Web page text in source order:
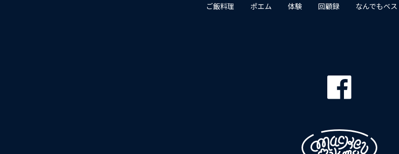
ご飯料理 ポエム 体験 回顧録 なんでもベス